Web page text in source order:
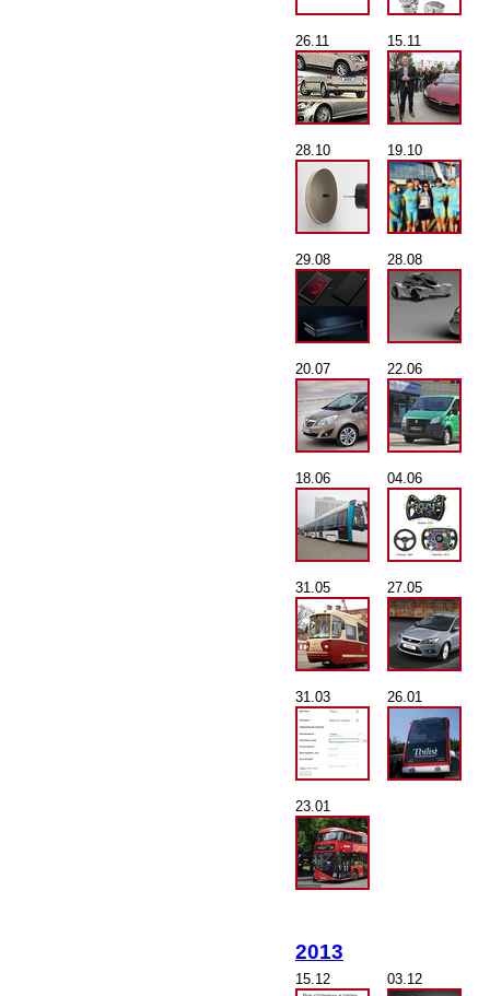
26.11 15.11
28.10 19.10
29.08 28.08
20.07 22.06
18.06 04.06
31.05 27.05
31.03 26.01
23.01
2013
15.12 03.12